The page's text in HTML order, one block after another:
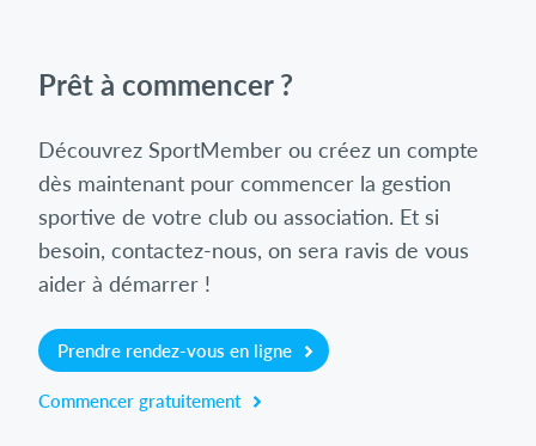
Prêt à commencer ?
Découvrez SportMember ou créez un compte
dès maintenant pour commencer la gestion
sportive de votre club ou association. Et si
besoin, contactez-nous, on sera ravis de vous
aider à démarrer !
Prendre rendez-vous en ligne
Commencer gratuitement